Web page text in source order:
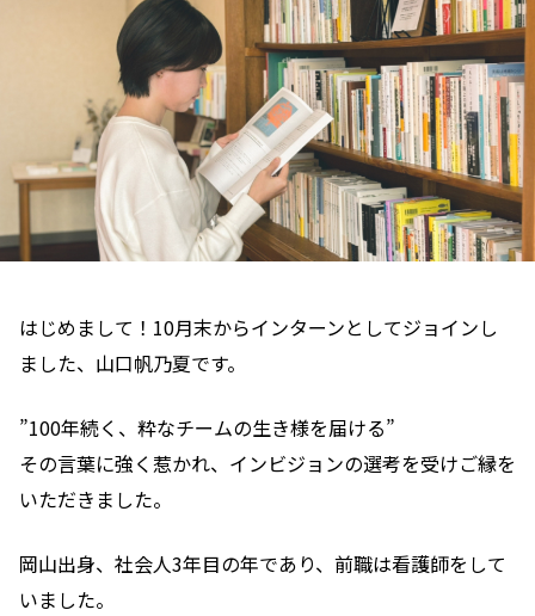
はじめまして！10月末からインターンとしてジョインし
ました、山口帆乃夏です。
”100年続く、粋なチームの生き様を届ける”
その言葉に強く惹かれ、インビジョンの選考を受けご縁を
いただきました。
岡山出身、社会人3年目の年であり、前職は看護師をして
いました。